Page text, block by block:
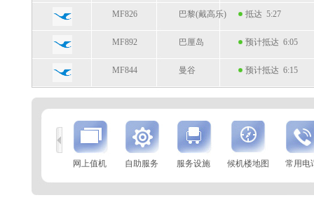
MF826 巴黎(戴高乐) 抵达 5:27
MF892 巴厘岛 预计抵达 6:05
MF844 曼谷 预计抵达 6:15
到
航空公司 航班号 到达城市
起飞时间
网上值机 自助服务 服务设施 候机楼地图 常用电